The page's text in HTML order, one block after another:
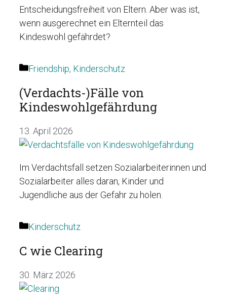
Entscheidungsfreiheit von Eltern. Aber was ist,
wenn ausgerechnet ein Elternteil das
Kindeswohl gefährdet?
Kategorien
Friendship, Kinderschutz
(Verdachts-)Fälle von
Kindeswohlgefährdung
13. April 2026
Im Verdachtsfall setzen Sozialarbeiterinnen und
Sozialarbeiter alles daran, Kinder und
Jugendliche aus der Gefahr zu holen.
Kategorien
Kinderschutz
C wie Clearing
30. März 2026